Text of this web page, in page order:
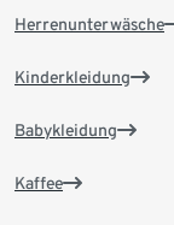
Herrenunterwäsche
Kinderkleidung
Babykleidung
Kaffee